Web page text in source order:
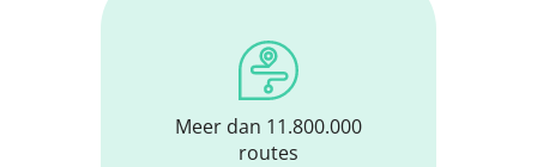
Meer dan 11.800.000
routes